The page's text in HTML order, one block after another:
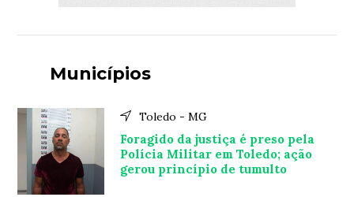
Municípios
Toledo - MG
Foragido da justiça é preso pela
Polícia Militar em Toledo; ação
gerou princípio de tumulto